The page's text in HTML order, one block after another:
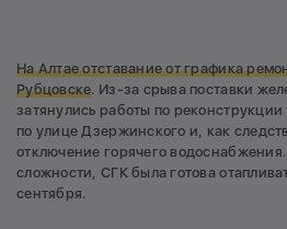
На Алтае отставание от графика
Рубцовске. Из-за срыва поставки
затянулись работы по реконструкции
по улице Дзержинского и, как
отключение горячего
сложности, СГК была готова
сентября.